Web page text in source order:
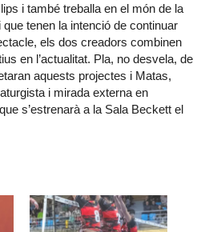
i també treballa en el món de la
tenen la intenció de continuar
els dos creadors combinen
en l’actualitat. Pla, no desvela, de
aquests projectes i Matas,
i mirada externa en
s’estrenarà a la Sala Beckett el